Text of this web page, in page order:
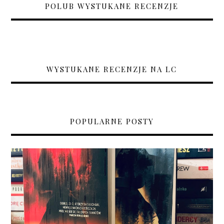
POLUB WYSTUKANE RECENZJE
WYSTUKANE RECENZJE NA LC
POPULARNE POSTY